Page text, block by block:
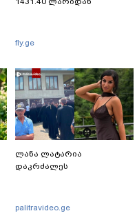
fly.ge
ლანა ლატარია
დაკრძალეს
palitravideo.ge